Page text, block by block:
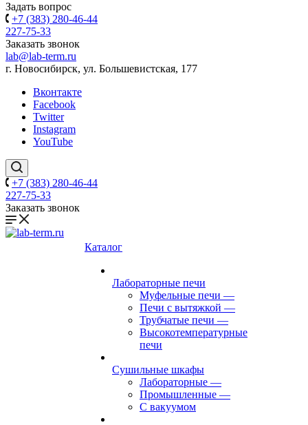
Задать вопрос
+7 (383) 280-46-44
227-75-33
Заказать звонок
lab@lab-term.ru
г. Новосибирск, ул. Большевистская, 177
Вконтакте
Facebook
Twitter
Instagram
YouTube
+7 (383) 280-46-44
227-75-33
Заказать звонок
Каталог
Лабораторные печи
Муфельные печи —
Печи с вытяжкой —
Трубчатые печи —
Высокотемпературные
печи
Сушильные шкафы
Лабораторные —
Промышленные —
С вакуумом